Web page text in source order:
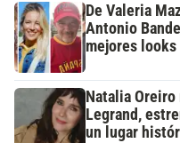
De Valeria
Antonio
mejores
Natalia
Legrand,
un lugar